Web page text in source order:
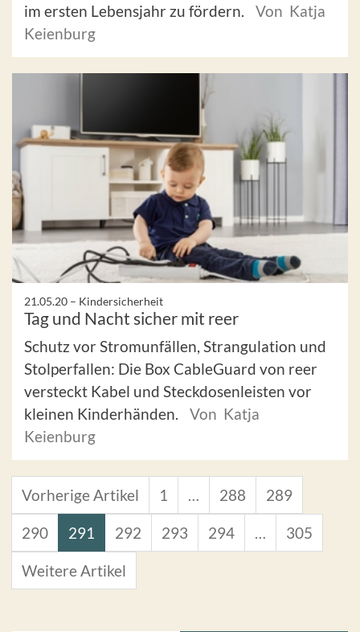
im ersten Lebensjahr zu fördern.
Von Katja
Keienburg
21.05.20 – Kindersicherheit
Tag und Nacht sicher mit reer
Schutz vor Stromunfällen, Strangulation und
Stolperfallen: Die Box CableGuard von reer
versteckt Kabel und Steckdosenleisten vor
kleinen Kinderhänden.
Von Katja
Keienburg
Vorherige Artikel 1 … 288 289
290 291 292 293 294 … 305
Weitere Artikel